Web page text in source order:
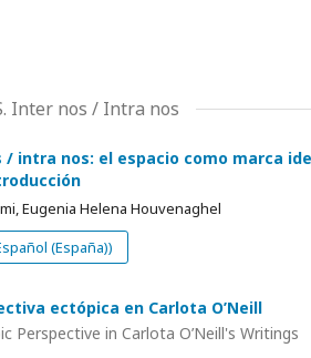
Inter nos / Intra nos
intra nos: el espacio como marca
Eugenia Helena Houvenaghel
(España))
ectópica en Carlota O’Neill
Perspective in Carlota O’Neill's Writings